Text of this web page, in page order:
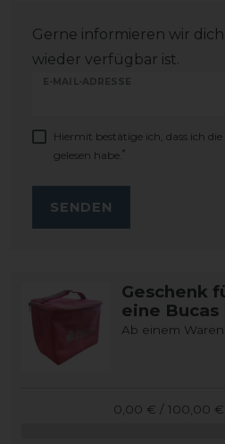
Gerne informieren wir
wieder verfügbar ist.
E-MAIL-ADRESSE
Hiermit bestätige ich, dass ich die
gelesen habe. *
SENDEN
Geschenk
eine Bucas
Ab einem
0,00 € / 100,00 €